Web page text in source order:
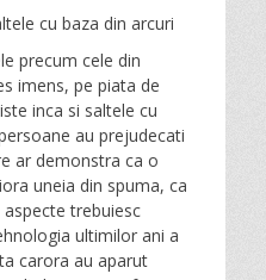
cu baza din arcuri
precum cele din
imens, pe piata de
inca si saltele cu
au prejudecati
ar demonstra ca o
uneia din spuma, ca
trebuiesc
ultimilor ani a
carora au aparut